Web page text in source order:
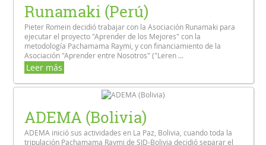
Runamaki (Perú)
Pieter Romein decidió trabajar con la Asociación Runamaki para
ejecutar el proyecto "Aprender de los Mejores" con la
metodología Pachamama Raymi, y con financiamiento de la
Asociación "Aprender entre Nosotros" ("Leren ...
Leer más
ADEMA (Bolivia)
ADEMA inició sus actividades en La Paz, Bolivia, cuando toda la
tripulación Pachamama Raymi de SID-Bolivia decidió separar el